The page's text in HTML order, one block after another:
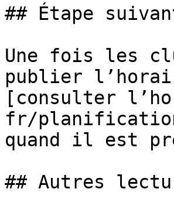
## Étape
Une fois les
publier
[consulter
fr/
quand il est
## Autres